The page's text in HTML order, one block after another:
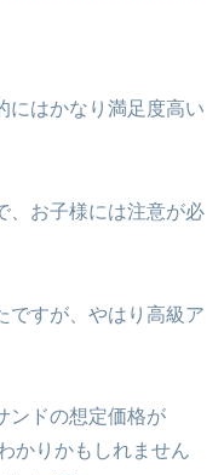
にはかなり満足度高い
、お子様には注意が必
ですが、やはり高級ア
ンドの想定価格が
かりかもしれません